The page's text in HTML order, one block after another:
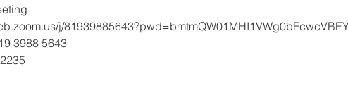
j/
3988 5643